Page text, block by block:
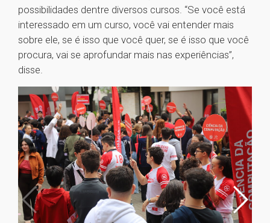
possibilidades dentre diversos cursos. “Se você está
interessado em um curso, você vai entender mais
sobre ele, se é isso que você quer, se é isso que você
procura, vai se aprofundar mais nas experiências”,
disse.